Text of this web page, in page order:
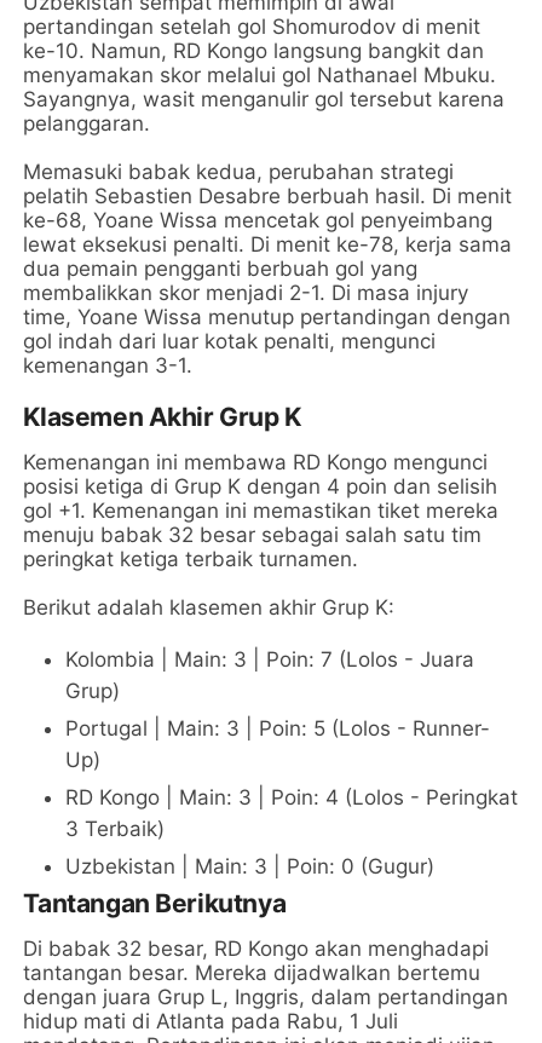
pertandingan setelah gol Shomurodov di menit
ke-10. Namun, RD Kongo langsung bangkit dan
menyamakan skor melalui gol Nathanael Mbuku.
Sayangnya, wasit menganulir gol tersebut karena
pelanggaran.
Memasuki babak kedua, perubahan strategi
pelatih Sebastien Desabre berbuah hasil. Di menit
ke-68, Yoane Wissa mencetak gol penyeimbang
lewat eksekusi penalti. Di menit ke-78, kerja sama
dua pemain pengganti berbuah gol yang
membalikkan skor menjadi 2-1. Di masa injury
time, Yoane Wissa menutup pertandingan dengan
gol indah dari luar kotak penalti, mengunci
kemenangan 3-1.
Klasemen Akhir Grup K
Kemenangan ini membawa RD Kongo mengunci
posisi ketiga di Grup K dengan 4 poin dan selisih
gol +1. Kemenangan ini memastikan tiket mereka
menuju babak 32 besar sebagai salah satu tim
peringkat ketiga terbaik turnamen.
Berikut adalah klasemen akhir Grup K:
Kolombia | Main: 3 | Poin: 7 (Lolos - Juara
Grup)
Portugal | Main: 3 | Poin: 5 (Lolos - Runner-
Up)
RD Kongo | Main: 3 | Poin: 4 (Lolos - Peringkat
3 Terbaik)
Uzbekistan | Main: 3 | Poin: 0 (Gugur)
Tantangan Berikutnya
Di babak 32 besar, RD Kongo akan menghadapi
tantangan besar. Mereka dijadwalkan bertemu
dengan juara Grup L, Inggris, dalam pertandingan
hidup mati di Atlanta pada Rabu, 1 Juli